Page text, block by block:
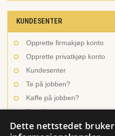
KUNDESENTER
Opprette firmakjøp konto
Opprette privatkjøp konto
Kundesenter
Te på jobben?
Kaffe på jobben?
Kontakt oss
Dette nettstedet bruker